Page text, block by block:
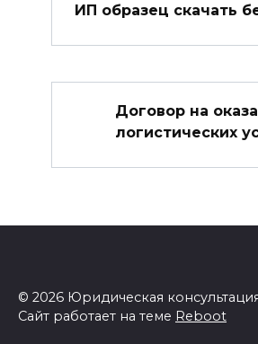
ИП образец скачать
Договор на
логистических
© 2026 Юридическая
Сайт работает на теме Reboot